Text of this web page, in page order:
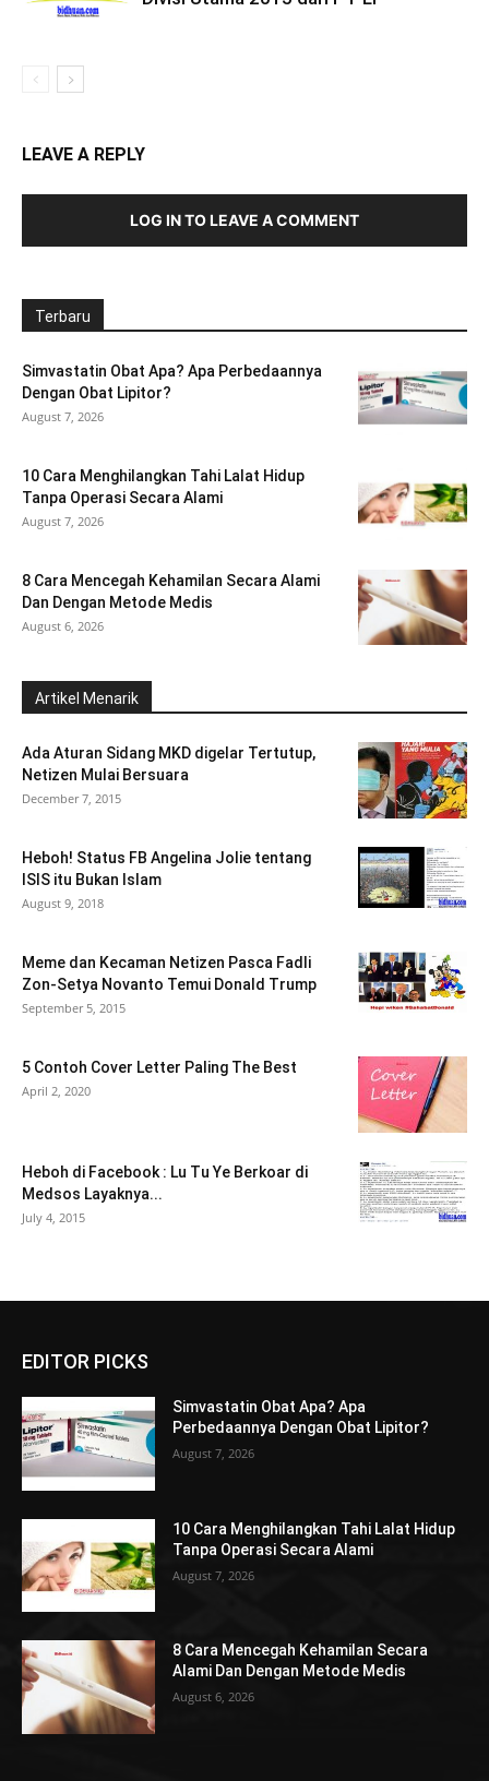
LEAVE A REPLY
LOG IN TO LEAVE A COMMENT
Terbaru
Simvastatin Obat Apa? Apa Perbedaannya
Dengan Obat Lipitor?
August 7, 2026
10 Cara Menghilangkan Tahi Lalat Hidup
Tanpa Operasi Secara Alami
August 7, 2026
8 Cara Mencegah Kehamilan Secara Alami
Dan Dengan Metode Medis
August 6, 2026
Artikel Menarik
Ada Aturan Sidang MKD digelar Tertutup,
Netizen Mulai Bersuara
December 7, 2015
Heboh! Status FB Angelina Jolie tentang
ISIS itu Bukan Islam
August 9, 2018
Meme dan Kecaman Netizen Pasca Fadli
Zon-Setya Novanto Temui Donald Trump
September 5, 2015
5 Contoh Cover Letter Paling The Best
April 2, 2020
Heboh di Facebook : Lu Tu Ye Berkoar di
Medsos Layaknya...
July 4, 2015
EDITOR PICKS
Simvastatin Obat Apa? Apa
Perbedaannya Dengan Obat Lipitor?
August 7, 2026
10 Cara Menghilangkan Tahi Lalat Hidup
Tanpa Operasi Secara Alami
August 7, 2026
8 Cara Mencegah Kehamilan Secara
Alami Dan Dengan Metode Medis
August 6, 2026